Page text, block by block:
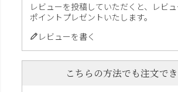
レビューを投稿していただくと、レビ
ポイントプレゼントいたします。
レビューを書く
こちらの方法でも注文で